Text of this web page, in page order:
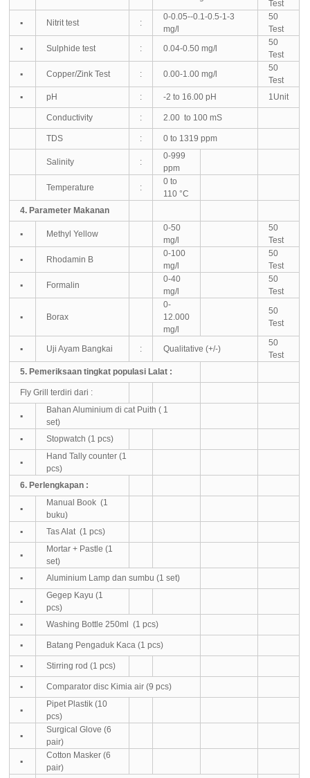
Test
▪
Nitrit test :
0-0.05--0.1-0.5-1-3
mg/l
50
Test
▪
Sulphide test : 0.04-0.50 mg/l
50
Test
▪
Copper/Zink Test : 0.00-1.00 mg/l
50
Test
▪
pH : -2 to 16.00 pH 1Unit
Conductivity : 2.00 to 100 mS
TDS : 0 to 1319 ppm
Salinity :
0-999
ppm
Temperature
:
0 to
110 °C
4. Parameter Makanan
▪ Methyl Yellow
0-50
mg/l
50
Test
▪
Rhodamin B
0-100
mg/l
50
Test
▪
Formalin
0-40
mg/l
50
Test
▪ Borax
0-
12.000
mg/l
50
Test
▪ Uji Ayam Bangkai : Qualitative (+/-)
50
Test
5. Pemeriksaan tingkat populasi Lalat :
Fly Grill terdiri dari :
▪
Bahan Aluminium di cat Puith ( 1
set)
▪
Stopwatch (1 pcs)
▪
Hand Tally counter (1
pcs)
6. Perlengkapan :
▪
Manual Book (1
buku)
▪
Tas Alat (1 pcs)
▪
Mortar + Pastle (1
set)
▪
Aluminium Lamp dan sumbu (1 set)
▪
Gegep Kayu (1
pcs)
▪
Washing Bottle 250ml (1 pcs)
▪ Batang Pengaduk Kaca (1 pcs)
▪ Stirring rod (1 pcs)
▪ Comparator disc Kimia air (9 pcs)
▪
Pipet Plastik (10
pcs)
▪
Surgical Glove (6
pair)
▪
Cotton Masker (6
pair)